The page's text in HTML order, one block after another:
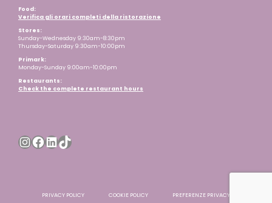
Food:
Verifica gli orari completi della ristorazione
Stores:
Sunday-Wednesday 9:30am-8:30pm
Thursday-Saturday 9:30am-10:00pm
Primark:
Monday-Sunday 9:00am-10:00pm
Restaurants:
Check the complete restaurant hours
PRIVACY POLICY COOKIE POLICY PREFERENZE PRIVACY
Instagram
Facebook
LinkedIn
TikTok